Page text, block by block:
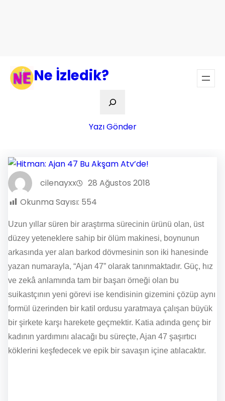
Ne İzledik?
Ara
Yazı Gönder
cilenayxx
28 Ağustos 2018
Okunma Sayısı: 554
Uzun yıllar süren bir araştırma sürecinin ürünü olan, üst
düzey yeteneklere sahip bir ölüm makinesi, boynunun
arkasında yer alan barkod dövmesinin son iki hanesinde
yazan numarayla, “Ajan 47” olarak tanınmaktadır. Güç, hız
ve zekâ anlamında tam bir başarı örneği olan bu
suikastçının yeni görevi ise kendisinin gizemini çözüp aynı
formül üzerinden bir katil ordusu yaratmaya çalışan büyük
bir şirkete karşı harekete geçmektir. Katia adında genç bir
kadının yardımını alacağı bu süreçte, Ajan 47 şaşırtıcı
köklerini keşfedecek ve epik bir savaşın içine atılacaktır.